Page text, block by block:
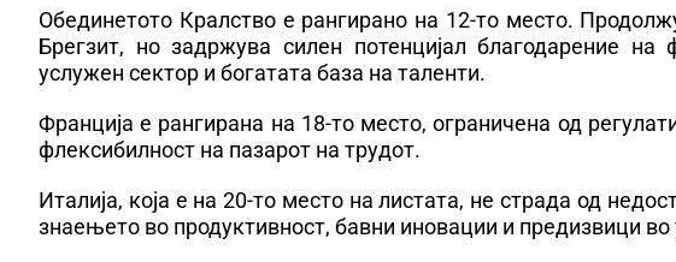
Обединетото Кралство е рангирано на 12-то место.
Брегзит, но задржува силен потенцијал благодарение на
услужен сектор и богатата база на таленти.
Франција е рангирана на 18-то место, ограничена од
флексибилност на пазарот на трудот.
Италија, која е на 20-то место на листата, не страда од
знаењето во продуктивност, бавни иновации и предизвици